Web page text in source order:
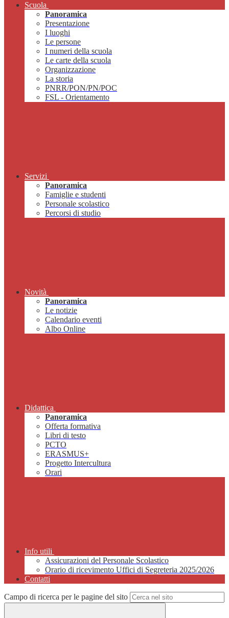
Scuola
Panoramica
Presentazione
I luoghi
Le persone
I numeri della scuola
Le carte della scuola
Organizzazione
La storia
PNRR/PON/PN/POC
FSL - Orientamento
Servizi
Panoramica
Famiglie e studenti
Personale scolastico
Percorsi di studio
Novità
Panoramica
Le notizie
Calendario eventi
Albo Online
Didattica
Panoramica
Offerta formativa
Libri di testo
PCTO
ERASMUS+
Progetto Intercultura
Orari
Info utili
Assicurazioni del Personale Scolastico
Orario di ricevimento Uffici di Segreteria 2025/2026
Contatti
Campo di ricerca per le pagine del sito